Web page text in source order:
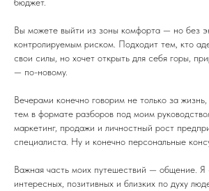
бюджет.
Вы можете выйти из зоны комфорта — но без
контролируемым риском. Подходит тем, кто
свои силы, но хочет открыть для себя горы,
— по-новому.
Вечерами конечно говорим не только за
тем в формате разборов под моим
маркетинг, продажи и личностный рост
специалиста. Ну и конечно персональные
Важная часть моих путешествий — общение. Я
интересных, позитивных и близких по духу